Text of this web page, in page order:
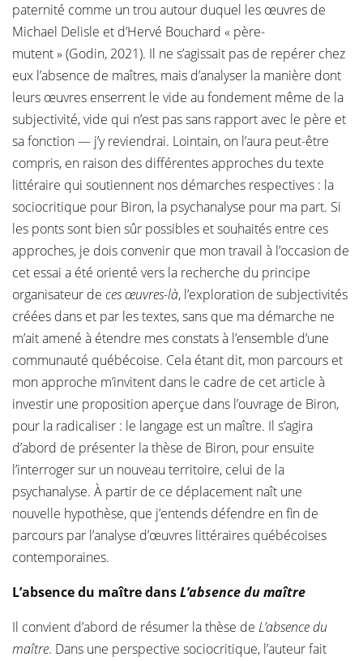
paternité comme un trou autour duquel les œuvres de
Michael Delisle et d’Hervé Bouchard « père-
mutent » (Godin, 2021). Il ne s’agissait pas de repérer chez
eux l’absence de maîtres, mais d’analyser la manière dont
leurs œuvres enserrent le vide au fondement même de la
subjectivité, vide qui n’est pas sans rapport avec le père et
sa fonction — j’y reviendrai. Lointain, on l’aura peut-être
compris, en raison des différentes approches du texte
littéraire qui soutiennent nos démarches respectives : la
sociocritique pour Biron, la psychanalyse pour ma part. Si
les ponts sont bien sûr possibles et souhaités entre ces
approches, je dois convenir que mon travail à l’occasion de
cet essai a été orienté vers la recherche du principe
organisateur de ces œuvres-là, l’exploration de subjectivités
créées dans et par les textes, sans que ma démarche ne
m’ait amené à étendre mes constats à l’ensemble d’une
communauté québécoise. Cela étant dit, mon parcours et
mon approche m’invitent dans le cadre de cet article à
investir une proposition aperçue dans l’ouvrage de Biron,
pour la radicaliser : le langage est un maître. Il s’agira
d’abord de présenter la thèse de Biron, pour ensuite
l’interroger sur un nouveau territoire, celui de la
psychanalyse. À partir de ce déplacement naît une
nouvelle hypothèse, que j’entends défendre en fin de
parcours par l’analyse d’œuvres littéraires québécoises
contemporaines.
L’absence du maître dansL’absence du maître
Il convient d’abord de résumer la thèse de L’absence du
maître. Dans une perspective sociocritique, l’auteur fait